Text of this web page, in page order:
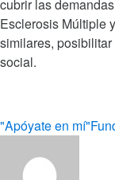
cubrir las
Esclerosis Múltiple
similares,
social.
"Apóyate en mí"